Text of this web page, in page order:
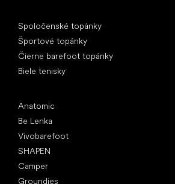
Spoločenské topánky
Športové topánky
Čierne barefoot topánky
Biele tenisky
Anatomic
Be Lenka
Vivobarefoot
SHAPEN
Camper
Groundies